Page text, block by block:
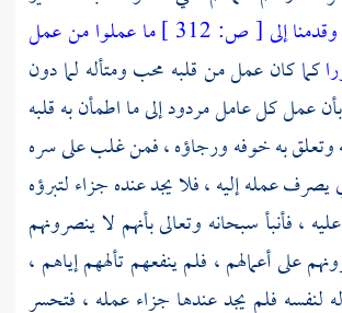
وقدمنا إلى[ص:
ما عملوا من عمل
كما كان عمل من قلبه محب ومتأله لما دون
عمل كل عامل مردود إلى ما اطمأن به قلبه
به خوفه ورجاؤه ، فمن غلب على سره
عمله إليه ، فلا يجد عنده جزاء لتبرؤه
، فأنبأ سبحانه وتعالى بأنهم لا ينصرونهم
على أعمالهم ، فلم ينفعهم تألههم إياهم ،
لنفسه فلم يجد عندها جزاء عمله ، فتحسر